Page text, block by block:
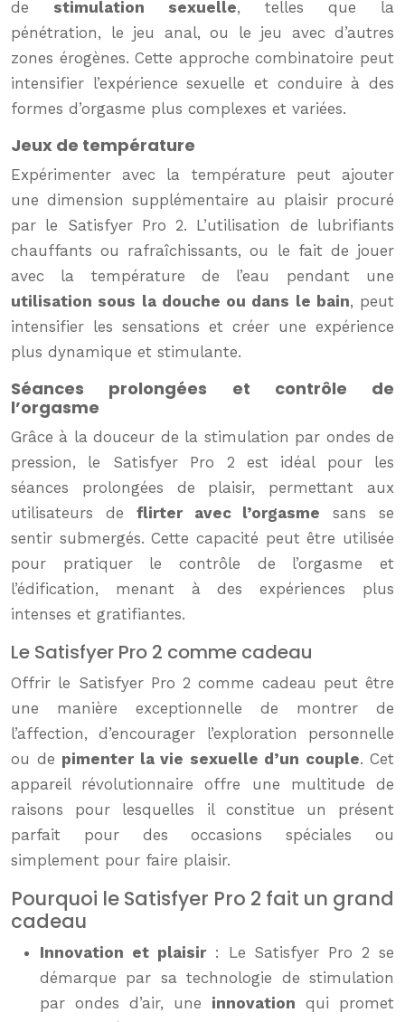
de stimulation sexuelle, telles que la
pénétration, le jeu anal, ou le jeu avec d’autres
zones érogènes. Cette approche combinatoire peut
intensifier l’expérience sexuelle et conduire à des
formes d’orgasme plus complexes et variées.
Jeux de température
Expérimenter avec la température peut ajouter
une dimension supplémentaire au plaisir procuré
par le Satisfyer Pro 2. L’utilisation de lubrifiants
chauffants ou rafraîchissants, ou le fait de jouer
avec la température de l’eau pendant une
utilisation sous la douche ou dans le bain, peut
intensifier les sensations et créer une expérience
plus dynamique et stimulante.
Séances prolongées et contrôle de
l’orgasme
Grâce à la douceur de la stimulation par ondes de
pression, le Satisfyer Pro 2 est idéal pour les
séances prolongées de plaisir, permettant aux
utilisateurs de flirter avec l’orgasme sans se
sentir submergés. Cette capacité peut être utilisée
pour pratiquer le contrôle de l’orgasme et
l’édification, menant à des expériences plus
intenses et gratifiantes.
Le Satisfyer Pro 2 comme cadeau
Offrir le Satisfyer Pro 2 comme cadeau peut être
une manière exceptionnelle de montrer de
l’affection, d’encourager l’exploration personnelle
ou de pimenter la vie sexuelle d’un couple. Cet
appareil révolutionnaire offre une multitude de
raisons pour lesquelles il constitue un présent
parfait pour des occasions spéciales ou
simplement pour faire plaisir.
Pourquoi le Satisfyer Pro 2 fait un grand
cadeau
Innovation et plaisir: Le Satisfyer Pro 2 se
démarque par sa technologie de stimulation
par ondes d’air, une innovation qui promet